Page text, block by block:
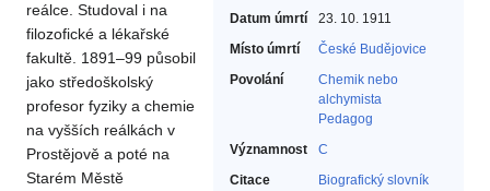
Datum úmrtí
23. 10. 1911
Místo úmrtí
České Budějovice
Povolání
Chemik nebo
alchymista‎
Pedagog‎
Významnost
C
Citace
Biografický slovník
reálce. Studoval i na
filozofické a lékařské
fakultě. 1891–99 působil
jako středoškolský
profesor fyziky a chemie
na vyšších reálkách v
Prostějově a poté na
Starém Městě